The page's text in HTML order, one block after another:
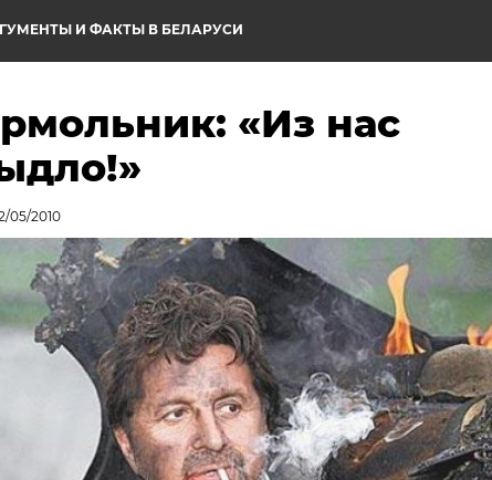
И ФАКТЫ В БЕЛАРУСИ
«Из нас
05/2010